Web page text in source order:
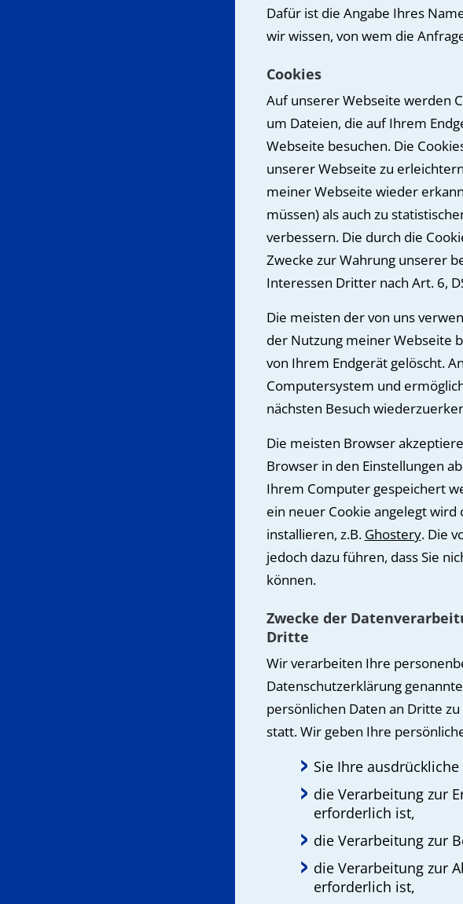
Dafür ist die Angabe Ihres
wir wissen, von wem die
Cookies
Auf unserer Webseite werden
um Dateien, die auf Ihrem
Webseite besuchen. Die
unserer Webseite zu
meiner Webseite wieder
müssen) als auch zu
verbessern. Die durch die
Zwecke zur Wahrung unserer
Interessen Dritter nach Art. 6,
Die meisten der von uns
der Nutzung meiner Webseite
von Ihrem Endgerät gelöscht.
Computersystem und
nächsten Besuch
Die meisten Browser
Browser in den Einstellungen
Ihrem Computer gespeichert
ein neuer Cookie angelegt wird
installieren, z.B. Ghostery. Die
jedoch dazu führen, dass Sie
können.
Zwecke der
Dritte
Wir verarbeiten Ihre
Datenschutzerklärung
persönlichen Daten an Dritte
statt. Wir geben Ihre
Sie Ihre
die Verarbeitung zur
erforderlich ist,
die Verarbeitung zur
die Verarbeitung zur
erforderlich ist,